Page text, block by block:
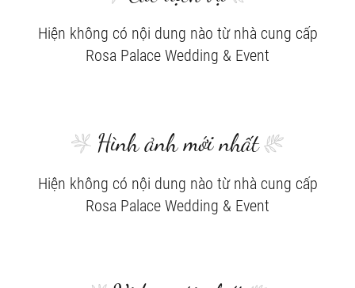
Hiện không có nội dung nào từ nhà cung cấp
Rosa Palace Wedding & Event
Hình ảnh mới nhất
Hiện không có nội dung nào từ nhà cung cấp
Rosa Palace Wedding & Event